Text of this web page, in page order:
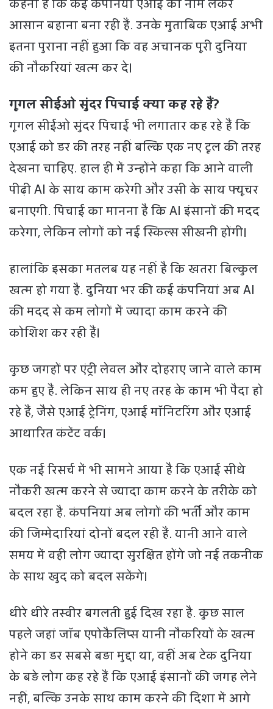
कहना है कि कई कंपनियां एआई का नाम लेकर
आसान बहाना बना रही हैं. उनके मुताबिक एआई अभी
इतना पुराना नहीं हुआ कि वह अचानक पूरी दुनिया
की नौकरियां खत्म कर दे।
गूगल सीईओ सुंदर पिचाई क्या कह रहे हैं?
गूगल सीईओ सुंदर पिचाई भी लगातार कह रहे हैं कि
एआई को डर की तरह नहीं बल्कि एक नए टूल की तरह
देखना चाहिए. हाल ही में उन्होंने कहा कि आने वाली
पीढ़ी AI के साथ काम करेगी और उसी के साथ फ्यूचर
बनाएगी. पिचाई का मानना है कि AI इंसानों की मदद
करेगा, लेकिन लोगों को नई स्किल्स सीखनी होंगी।
हालांकि इसका मतलब यह नहीं है कि खतरा बिल्कुल
खत्म हो गया है. दुनिया भर की कई कंपनियां अब AI
की मदद से कम लोगों में ज्यादा काम करने की
कोशिश कर रही हैं।
कुछ जगहों पर एंट्री लेवल और दोहराए जाने वाले काम
कम हुए हैं. लेकिन साथ ही नए तरह के काम भी पैदा हो
रहे हैं, जैसे एआई ट्रेनिंग, एआई मॉनिटरिंग और एआई
आधारित कंटेंट वर्क।
एक नई रिसर्च में भी सामने आया है कि एआई सीधे
नौकरी खत्म करने से ज्यादा काम करने के तरीके को
बदल रहा है. कंपनियां अब लोगों की भर्ती और काम
की जिम्मेदारियां दोनों बदल रही हैं. यानी आने वाले
समय में वही लोग ज्यादा सुरक्षित होंगे जो नई तकनीक
के साथ खुद को बदल सकेंगे।
धीरे धीरे तस्वीर बगलती हुई दिख रहा है. कुछ साल
पहले जहां जॉब एपोकैलिप्स यानी नौकरियों के खत्म
होने का डर सबसे बड़ा मुद्दा था, वहीं अब टेक दुनिया
के बड़े लोग कह रहे हैं कि एआई इंसानों की जगह लेने
नहीं, बल्कि उनके साथ काम करने की दिशा में आगे